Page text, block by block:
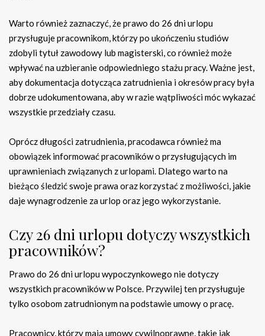
Warto również zaznaczyć, że prawo do 26 dni urlopu
przysługuje pracownikom, którzy po ukończeniu studiów
zdobyli tytuł zawodowy lub magisterski, co również może
wpływać na uzbieranie odpowiedniego stażu pracy. Ważne jest,
aby dokumentacja dotycząca zatrudnienia i okresów pracy była
dobrze udokumentowana, aby w razie wątpliwości móc wykazać
wszystkie przedziały czasu.
Oprócz długości zatrudnienia, pracodawca również ma
obowiązek informować pracowników o przysługujących im
uprawnieniach związanych z urlopami. Dlatego warto na
bieżąco śledzić swoje prawa oraz korzystać z możliwości, jakie
daje wynagrodzenie za urlop oraz jego wykorzystanie.
Czy 26 dni urlopu dotyczy wszystkich
pracowników?
Prawo do 26 dni urlopu wypoczynkowego nie dotyczy
wszystkich pracowników w Polsce. Przywilej ten przysługuje
tylko osobom zatrudnionym na podstawie umowy o pracę.
Pracownicy, którzy mają umowy cywilnoprawne, takie jak